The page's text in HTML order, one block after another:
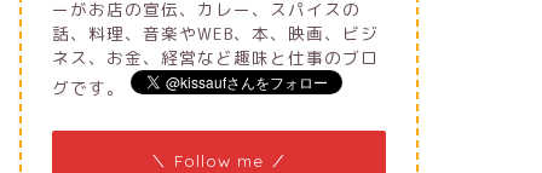
ーがお店の宣伝、カレー、スパイスの
話、料理、音楽やWEB、本、映画、ビジ
ネス、お金、経営など趣味と仕事のブロ
グです。
＼ Follow me ／